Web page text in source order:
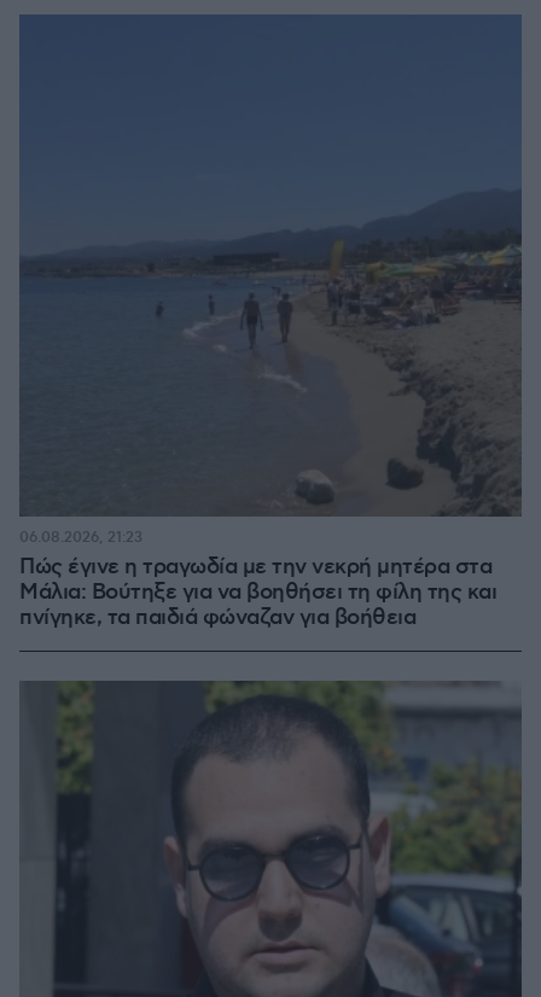
Πώς έγινε η τραγωδία με την νεκρή μητέρα στα
Μάλια: Βούτηξε για να βοηθήσει τη φίλη της και
πνίγηκε, τα παιδιά φώναζαν για βοήθεια
06.08.2026, 21:23